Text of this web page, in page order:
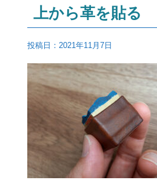
上から革を貼る
投稿日： 2021年11月7日